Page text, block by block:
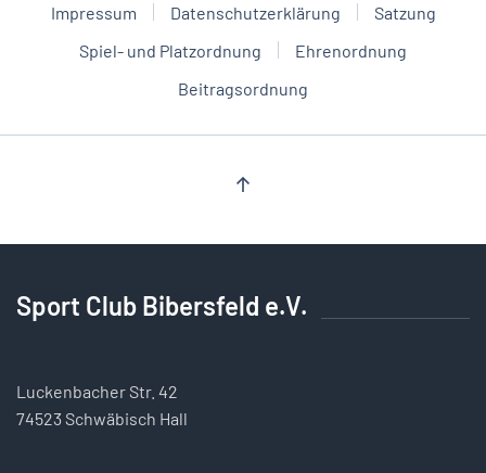
Impressum Datenschutzerklärung
Satzung
Spiel- und Platzordnung
Ehrenordnung
Beitragsordnung
Sport Club Bibersfeld e.V.
Luckenbacher Str. 42
74523 Schwäbisch Hall